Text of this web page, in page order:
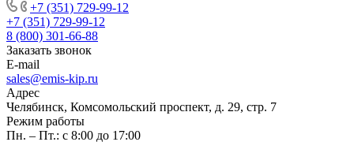
+7 (351) 729-99-12
+7 (351) 729-99-12
8 (800) 301-66-88
Заказать звонок
E-mail
sales@emis-kip.ru
Адрес
Челябинск, Комсомольский проспект, д. 29, стр. 7
Режим работы
Пн. – Пт.: с 8:00 до 17:00